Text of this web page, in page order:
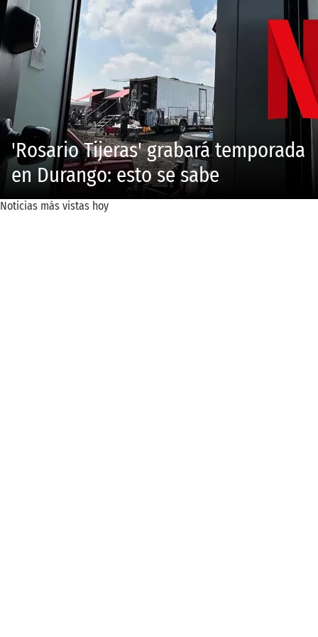
'Rosario Tijeras' grabará temporada
en Durango: esto se sabe
Noticias más vistas hoy